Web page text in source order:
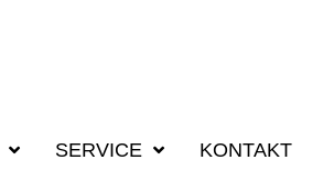
SERVICE KONTAKT